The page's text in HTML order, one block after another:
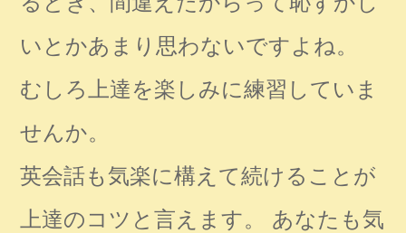
いとかあまり思わないですよね。
むしろ上達を楽しみに練習していま
せんか。
英会話も気楽に構えて続けることが
上達のコツと言えます。 あなたも気